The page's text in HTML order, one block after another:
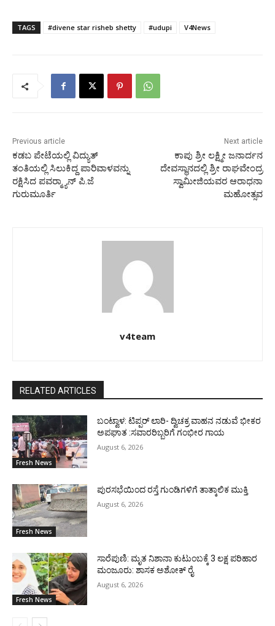
TAGS #divene star risheb shetty #udupi V4News
Previous article
ಕಡಬ ಪೇಟೆಯಲ್ಲಿ ವಿದ್ಯುತ್
ತಂತಿಯಲ್ಲಿ ಸಿಲುಕಿದ್ದ ಪಾರಿವಾಳವನ್ನು
ರಕ್ಷಿಸಿದ ಪವರ್‍ಮ್ಯಾನ್ ಪಿ.ಜೆ
ಗುರುಮೂರ್ತಿ
Next article
ಕಾಪು ಶ್ರೀ ಲಕ್ಷ್ಮೀ ಜನಾರ್ದನ
ದೇವಸ್ಥಾನದಲ್ಲಿ ಶ್ರೀ ರಾಘವೇಂದ್ರ
ಸ್ವಾಮೀಜಿಯವರ ಆರಾಧನಾ
ಮಹೋತ್ಸವ
v4team
RELATED ARTICLES
Fresh News
ಬಂಟ್ವಾಳ: ಟಿಪ್ಪರ್ ಲಾರಿ- ದ್ವಿಚಕ್ರ ವಾಹನ ನಡುವೆ ಭೀಕರ
ಅಪಘಾತ :ಸವಾರರಿಬ್ಬರಿಗೆ ಗಂಭೀರ ಗಾಯ
August 6, 2026
Fresh News
ಪುರಸಭೆಯಿಂದ ರಸ್ತೆ ಗುಂಡಿಗಳಿಗೆ ತಾತ್ಕಾಲಿಕ ಮುಕ್ತಿ
August 6, 2026
Fresh News
ಸಾರೆಪುಣಿ: ಮೃತ ನಿಶಾನಾ ಕುಟುಂಬಕ್ಕೆ 3 ಲಕ್ಷ ಪರಿಹಾರ
ಮಂಜೂರು: ಶಾಸಕ ಅಶೋಕ್ ರೈ
August 6, 2026